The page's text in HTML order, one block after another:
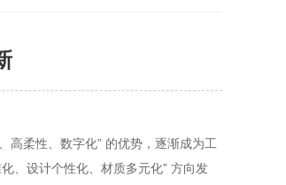
柔性、数字化” 的优势，逐渐成为工
、设计个性化、材质多元化” 方向发